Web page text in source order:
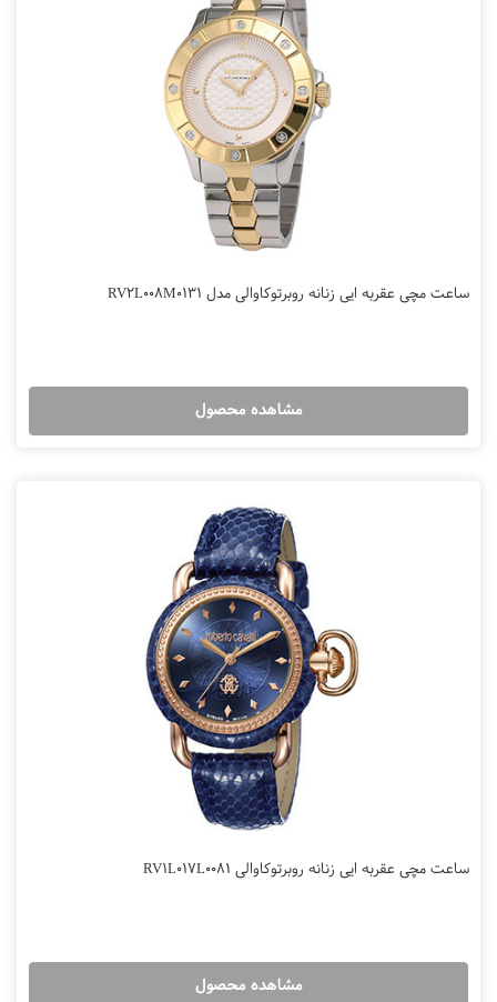
ساعت مچی عقربه ایی زنانه روبرتوکاوالی مدل RV2L008M0131
مشاهده محصول
ساعت مچی عقربه ایی زنانه روبرتوکاوالی RV1L017L0081
مشاهده محصول